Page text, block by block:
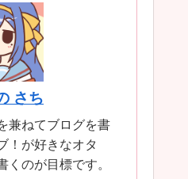
さち
兼ねてブログを書
！が好きなオタ
くのが目標です。